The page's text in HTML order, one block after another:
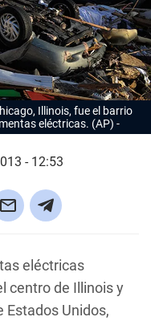
Illinois, fue el barrio
eléctricas. (AP)
- 12:53
eléctricas
centro de Illinois y
Unidos,